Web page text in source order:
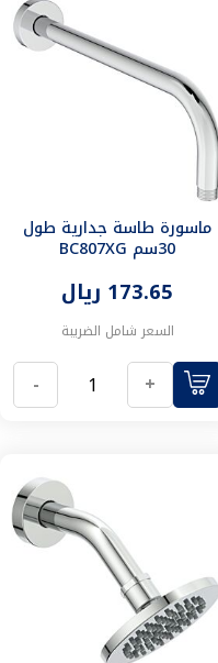
ماسورة طاسة جدارية طول
30سم BC807XG
173.65 ريال
السعر شامل الضريبة
+
-